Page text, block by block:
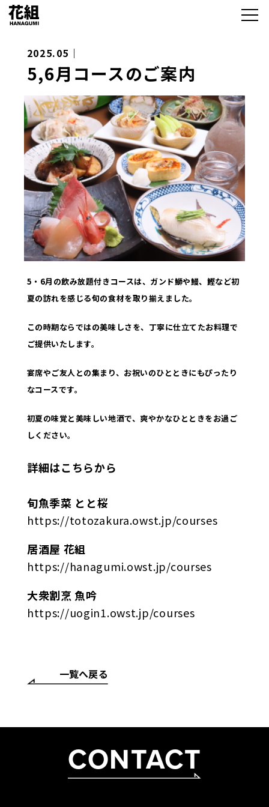
2025.05｜
5,6月コースのご案内
5・6月の飲み放題付きコースは、ガンド鰤や鰻、鰹など初
夏の訪れを感じる旬の食材を取り揃えました。
この時期ならではの美味しさを、丁寧に仕立てたお料理で
ご提供いたします。
宴席やご友人との集まり、お祝いのひとときにもぴったり
なコースです。
初夏の味覚と美味しい地酒で、爽やかなひとときをお過ご
しください。
詳細はこちらから
旬魚季菜 とと桜
https://totozakura.owst.jp/courses
居酒屋 花組
https://hanagumi.owst.jp/courses
大衆割烹 魚吟
https://uogin1.owst.jp/courses
一覧へ戻る
CONTACT